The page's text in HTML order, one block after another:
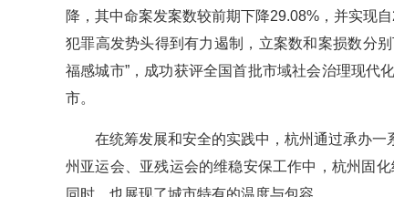
降，其中命案发案数较前期下降29.08%，并实现
犯罪高发势头得到有力遏制，立案数和案损数分
福感城市”，成功获评全国首批市域社会治理现代
市。
在统筹发展和安全的实践中，杭州通过承办
州亚运会、亚残运会的维稳安保工作中，杭州固